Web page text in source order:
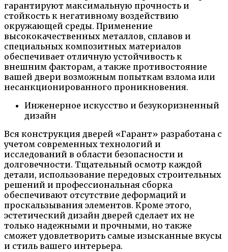
гарантируют максимальную прочность и
стойкость к негативному воздействию
окружающей среды. Применение
высококачественных металлов, сплавов и
специальных композитных материалов
обеспечивает отличную устойчивость к
внешним факторам, а также противостояние
вашей двери возможным попыткам взлома или
несанкционированного проникновения.
Инженерное искусство и безукоризненный
дизайн
Вся конструкция дверей «Гарант» разработана с
учетом современных технологий и
исследований в области безопасности и
долговечности. Тщательный осмотр каждой
детали, использование передовых строительных
решений и профессиональная сборка
обеспечивают отсутствие деформаций и
проскальзывания элементов. Кроме этого,
эстетический дизайн дверей сделает их не
только надежными и прочными, но также
сможет удовлетворить самые изысканные вкусы
и стиль вашего интерьера.